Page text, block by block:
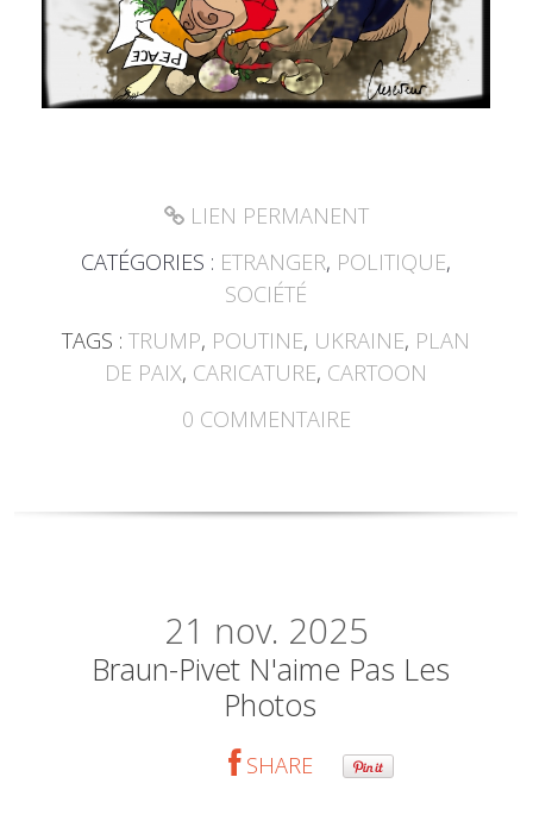
LIEN PERMANENT
CATÉGORIES : ETRANGER, POLITIQUE,
SOCIÉTÉ
TAGS :TRUMP, POUTINE, UKRAINE, PLAN
DE PAIX, CARICATURE, CARTOON
0 COMMENTAIRE
21 nov. 2025
Braun-Pivet N'aime Pas Les
Photos
SHARE